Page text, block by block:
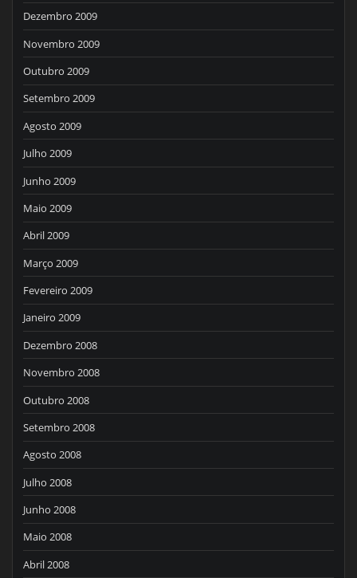
Dezembro 2009
Novembro 2009
Outubro 2009
Setembro 2009
Agosto 2009
Julho 2009
Junho 2009
Maio 2009
Abril 2009
Março 2009
Fevereiro 2009
Janeiro 2009
Dezembro 2008
Novembro 2008
Outubro 2008
Setembro 2008
Agosto 2008
Julho 2008
Junho 2008
Maio 2008
Abril 2008